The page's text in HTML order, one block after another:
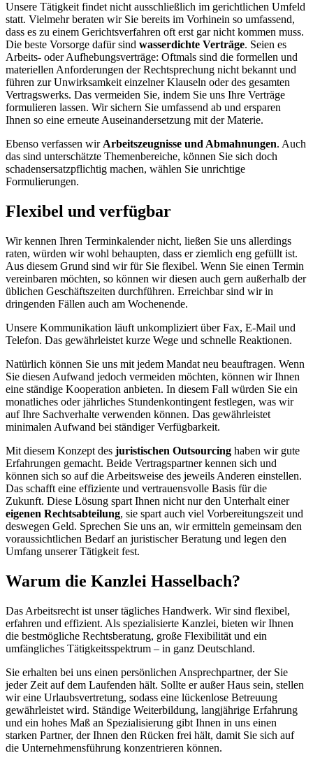
Unsere Tätigkeit findet nicht ausschließlich im gerichtlichen Umfeld
statt. Vielmehr beraten wir Sie bereits im Vorhinein so umfassend,
dass es zu einem Gerichtsverfahren oft erst gar nicht kommen muss.
Die beste Vorsorge dafür sind wasserdichte Verträge. Seien es
Arbeits- oder Aufhebungsverträge: Oftmals sind die formellen und
materiellen Anforderungen der Rechtsprechung nicht bekannt und
führen zur Unwirksamkeit einzelner Klauseln oder des gesamten
Vertragswerks. Das vermeiden Sie, indem Sie uns Ihre Verträge
formulieren lassen. Wir sichern Sie umfassend ab und ersparen
Ihnen so eine erneute Auseinandersetzung mit der Materie.
Ebenso verfassen wir Arbeitszeugnisse und Abmahnungen. Auch
das sind unterschätzte Themenbereiche, können Sie sich doch
schadensersatzpflichtig machen, wählen Sie unrichtige
Formulierungen.
Flexibel und verfügbar
Wir kennen Ihren Terminkalender nicht, ließen Sie uns allerdings
raten, würden wir wohl behaupten, dass er ziemlich eng gefüllt ist.
Aus diesem Grund sind wir für Sie flexibel. Wenn Sie einen Termin
vereinbaren möchten, so können wir diesen auch gern außerhalb der
üblichen Geschäftszeiten durchführen. Erreichbar sind wir in
dringenden Fällen auch am Wochenende.
Unsere Kommunikation läuft unkompliziert über Fax, E-Mail und
Telefon. Das gewährleistet kurze Wege und schnelle Reaktionen.
Natürlich können Sie uns mit jedem Mandat neu beauftragen. Wenn
Sie diesen Aufwand jedoch vermeiden möchten, können wir Ihnen
eine ständige Kooperation anbieten. In diesem Fall würden Sie ein
monatliches oder jährliches Stundenkontingent festlegen, was wir
auf Ihre Sachverhalte verwenden können. Das gewährleistet
minimalen Aufwand bei ständiger Verfügbarkeit.
Mit diesem Konzept des juristischen Outsourcing haben wir gute
Erfahrungen gemacht. Beide Vertragspartner kennen sich und
können sich so auf die Arbeitsweise des jeweils Anderen einstellen.
Das schafft eine effiziente und vertrauensvolle Basis für die
Zukunft. Diese Lösung spart Ihnen nicht nur den Unterhalt einer
eigenen Rechtsabteilung, sie spart auch viel Vorbereitungszeit und
deswegen Geld. Sprechen Sie uns an, wir ermitteln gemeinsam den
voraussichtlichen Bedarf an juristischer Beratung und legen den
Umfang unserer Tätigkeit fest.
Warum die Kanzlei Hasselbach?
Das Arbeitsrecht ist unser tägliches Handwerk. Wir sind flexibel,
erfahren und effizient. Als spezialisierte Kanzlei, bieten wir Ihnen
die bestmögliche Rechtsberatung, große Flexibilität und ein
umfängliches Tätigkeitsspektrum – in ganz Deutschland.
Sie erhalten bei uns einen persönlichen Ansprechpartner, der Sie
jeder Zeit auf dem Laufenden hält. Sollte er außer Haus sein, stellen
wir eine Urlaubsvertretung, sodass eine lückenlose Betreuung
gewährleistet wird. Ständige Weiterbildung, langjährige Erfahrung
und ein hohes Maß an Spezialisierung gibt Ihnen in uns einen
starken Partner, der Ihnen den Rücken frei hält, damit Sie sich auf
die Unternehmensführung konzentrieren können.